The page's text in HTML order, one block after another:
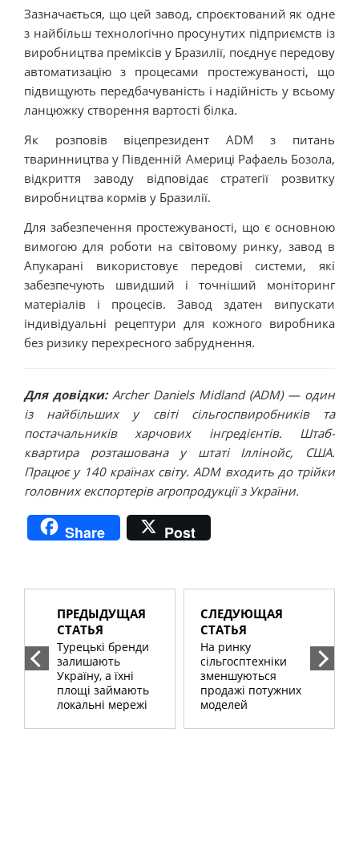
Зазначається, що цей завод, спроєктований як одне
з найбільш технологічно просунутих підприємств із
виробництва преміксів у Бразилії, поєднує передову
автоматизацію з процесами простежуваності, що
підвищують передбачуваність і надійність у всьому
ланцюжку створення вартості білка.
Як розповів віцепрезидент ADM з питань
тваринництва у Південній Америці Рафаель Бозола,
відкриття заводу відповідає стратегії розвитку
виробництва кормів у Бразилії.
Для забезпечення простежуваності, що є основною
вимогою для роботи на світовому ринку, завод в
Апукарані використовує передові системи, які
забезпечують швидший і точніший моніторинг
матеріалів і процесів. Завод здатен випускати
індивідуальні рецептури для кожного виробника
без ризику перехресного забруднення.
Для довідки:Archer Daniels Midland (ADM) — один
із найбільших у світі сільгоспвиробників та
постачальників харчових інгредієнтів. Штаб-
квартира розташована у штаті Іллінойс, США.
Працює у 140 країнах світу. ADM входить до трійки
головних експортерів агропродукції з України.
Share Post
ПРЕДЫДУЩАЯ
СТАТЬЯ
Турецькі бренди
залишають
Україну, а їхні
площі займають
локальні мережі
СЛЕДУЮЩАЯ
СТАТЬЯ
На ринку
сільгосптехніки
зменшуються
продажі потужних
моделей